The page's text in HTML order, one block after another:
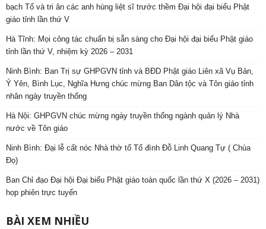
bạch Tổ và tri ân các anh hùng liệt sĩ trước thềm Đại hội đại biểu Phật
giáo tỉnh lần thứ V
Hà Tĩnh: Mọi công tác chuẩn bị sẵn sàng cho Đại hội đại biểu Phật giáo
tỉnh lần thứ V, nhiệm kỳ 2026 – 2031
Ninh Bình: Ban Trị sự GHPGVN tỉnh và BĐD Phật giáo Liên xã Vụ Bản,
Ý Yên, Bình Lục, Nghĩa Hưng chúc mừng Ban Dân tộc và Tôn giáo tỉnh
nhân ngày truyền thống
Hà Nội: GHPGVN chúc mừng ngày truyền thống ngành quản lý Nhà
nước về Tôn giáo
Ninh Bình: Đại lễ cất nóc Nhà thờ tổ Tổ đình Đỗ Linh Quang Tự ( Chùa
Đọ)
Ban Chỉ đạo Đại hội Đại biểu Phật giáo toàn quốc lần thứ X (2026 – 2031)
họp phiên trực tuyến
BÀI XEM NHIỀU